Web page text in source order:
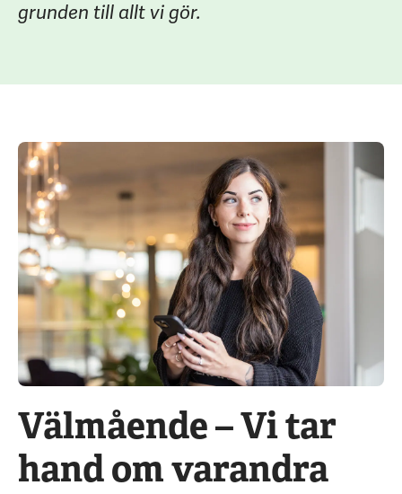
grunden till allt vi gör.
Välmående – Vi tar
hand om varandra